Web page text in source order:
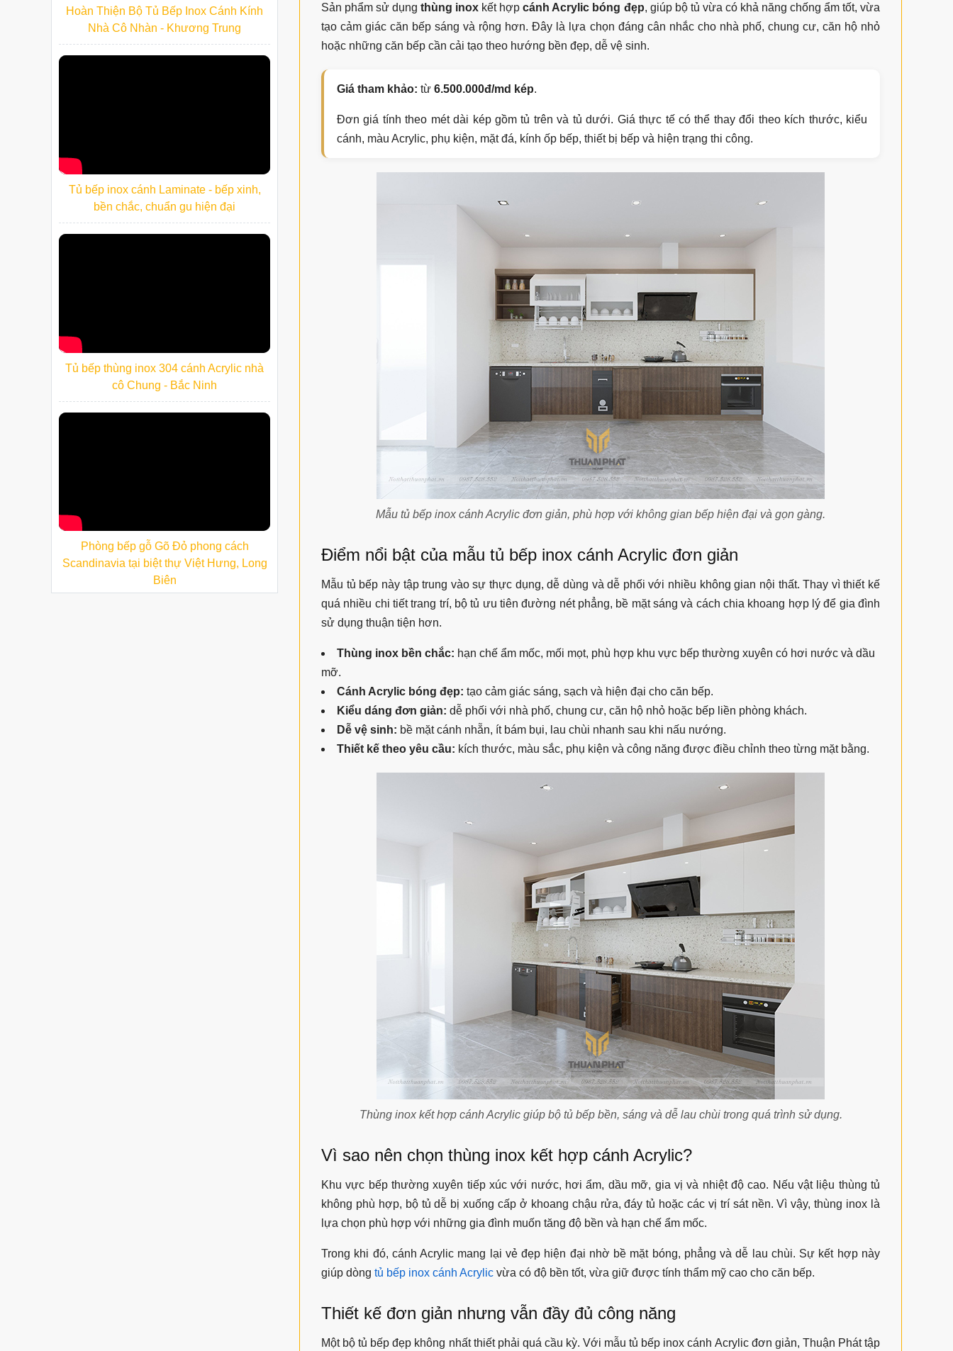
Sản phẩm sử dụngthùng inox kết hợpcánh Acrylic bóng đẹp, giúp bộ tủ vừa có khả năng chống ẩm tốt, vừa
tạo cảm giác căn bếp sáng và rộng hơn. Đây là lựa chọn đáng cân nhắc cho nhà phố, chung cư, căn hộ nhỏ
hoặc những căn bếp cần cải tạo theo hướng bền đẹp, dễ vệ sinh.
Giá tham khảo: từ 6.500.000đ/md kép.
Đơn giá tính theo mét dài kép gồm tủ trên và tủ dưới. Giá thực tế có thể thay đổi theo kích thước, kiểu
cánh, màu Acrylic, phụ kiện, mặt đá, kính ốp bếp, thiết bị bếp và hiện trạng thi công.
Mẫu tủ bếp inox cánh Acrylic đơn giản, phù hợp với không gian bếp hiện đại và gọn gàng.
Điểm nổi bật của mẫu tủ bếp inox cánh Acrylic đơn giản
Mẫu tủ bếp này tập trung vào sự thực dụng, dễ dùng và dễ phối với nhiều không gian nội thất. Thay vì thiết kế
quá nhiều chi tiết trang trí, bộ tủ ưu tiên đường nét phẳng, bề mặt sáng và cách chia khoang hợp lý để gia đình
sử dụng thuận tiện hơn.
Thùng inox bền chắc: hạn chế ẩm mốc, mối mọt, phù hợp khu vực bếp thường xuyên có hơi nước và dầu
mỡ.
Cánh Acrylic bóng đẹp: tạo cảm giác sáng, sạch và hiện đại cho căn bếp.
Kiểu dáng đơn giản: dễ phối với nhà phố, chung cư, căn hộ nhỏ hoặc bếp liền phòng khách.
Dễ vệ sinh: bề mặt cánh nhẵn, ít bám bụi, lau chùi nhanh sau khi nấu nướng.
Thiết kế theo yêu cầu: kích thước, màu sắc, phụ kiện và công năng được điều chỉnh theo từng mặt bằng.
Thùng inox kết hợp cánh Acrylic giúp bộ tủ bếp bền, sáng và dễ lau chùi trong quá trình sử dụng.
Vì sao nên chọn thùng inox kết hợp cánh Acrylic?
Khu vực bếp thường xuyên tiếp xúc với nước, hơi ẩm, dầu mỡ, gia vị và nhiệt độ cao. Nếu vật liệu thùng tủ
không phù hợp, bộ tủ dễ bị xuống cấp ở khoang chậu rửa, đáy tủ hoặc các vị trí sát nền. Vì vậy, thùng inox là
lựa chọn phù hợp với những gia đình muốn tăng độ bền và hạn chế ẩm mốc.
Trong khi đó, cánh Acrylic mang lại vẻ đẹp hiện đại nhờ bề mặt bóng, phẳng và dễ lau chùi. Sự kết hợp này
giúp dòng tủ bếp inox cánh Acrylic vừa có độ bền tốt, vừa giữ được tính thẩm mỹ cao cho căn bếp.
Thiết kế đơn giản nhưng vẫn đầy đủ công năng
Một bộ tủ bếp đẹp không nhất thiết phải quá cầu kỳ. Với mẫu tủ bếp inox cánh Acrylic đơn giản, Thuận Phát tập
Hoàn Thiện Bộ Tủ Bếp Inox Cánh Kính
Nhà Cô Nhàn - Khương Trung
Tủ bếp inox cánh Laminate - bếp xinh,
bền chắc, chuẩn gu hiện đại
Tủ bếp thùng inox 304 cánh Acrylic nhà
cô Chung - Bắc Ninh
Phòng bếp gỗ Gõ Đỏ phong cách
Scandinavia tại biệt thự Việt Hưng, Long
Biên